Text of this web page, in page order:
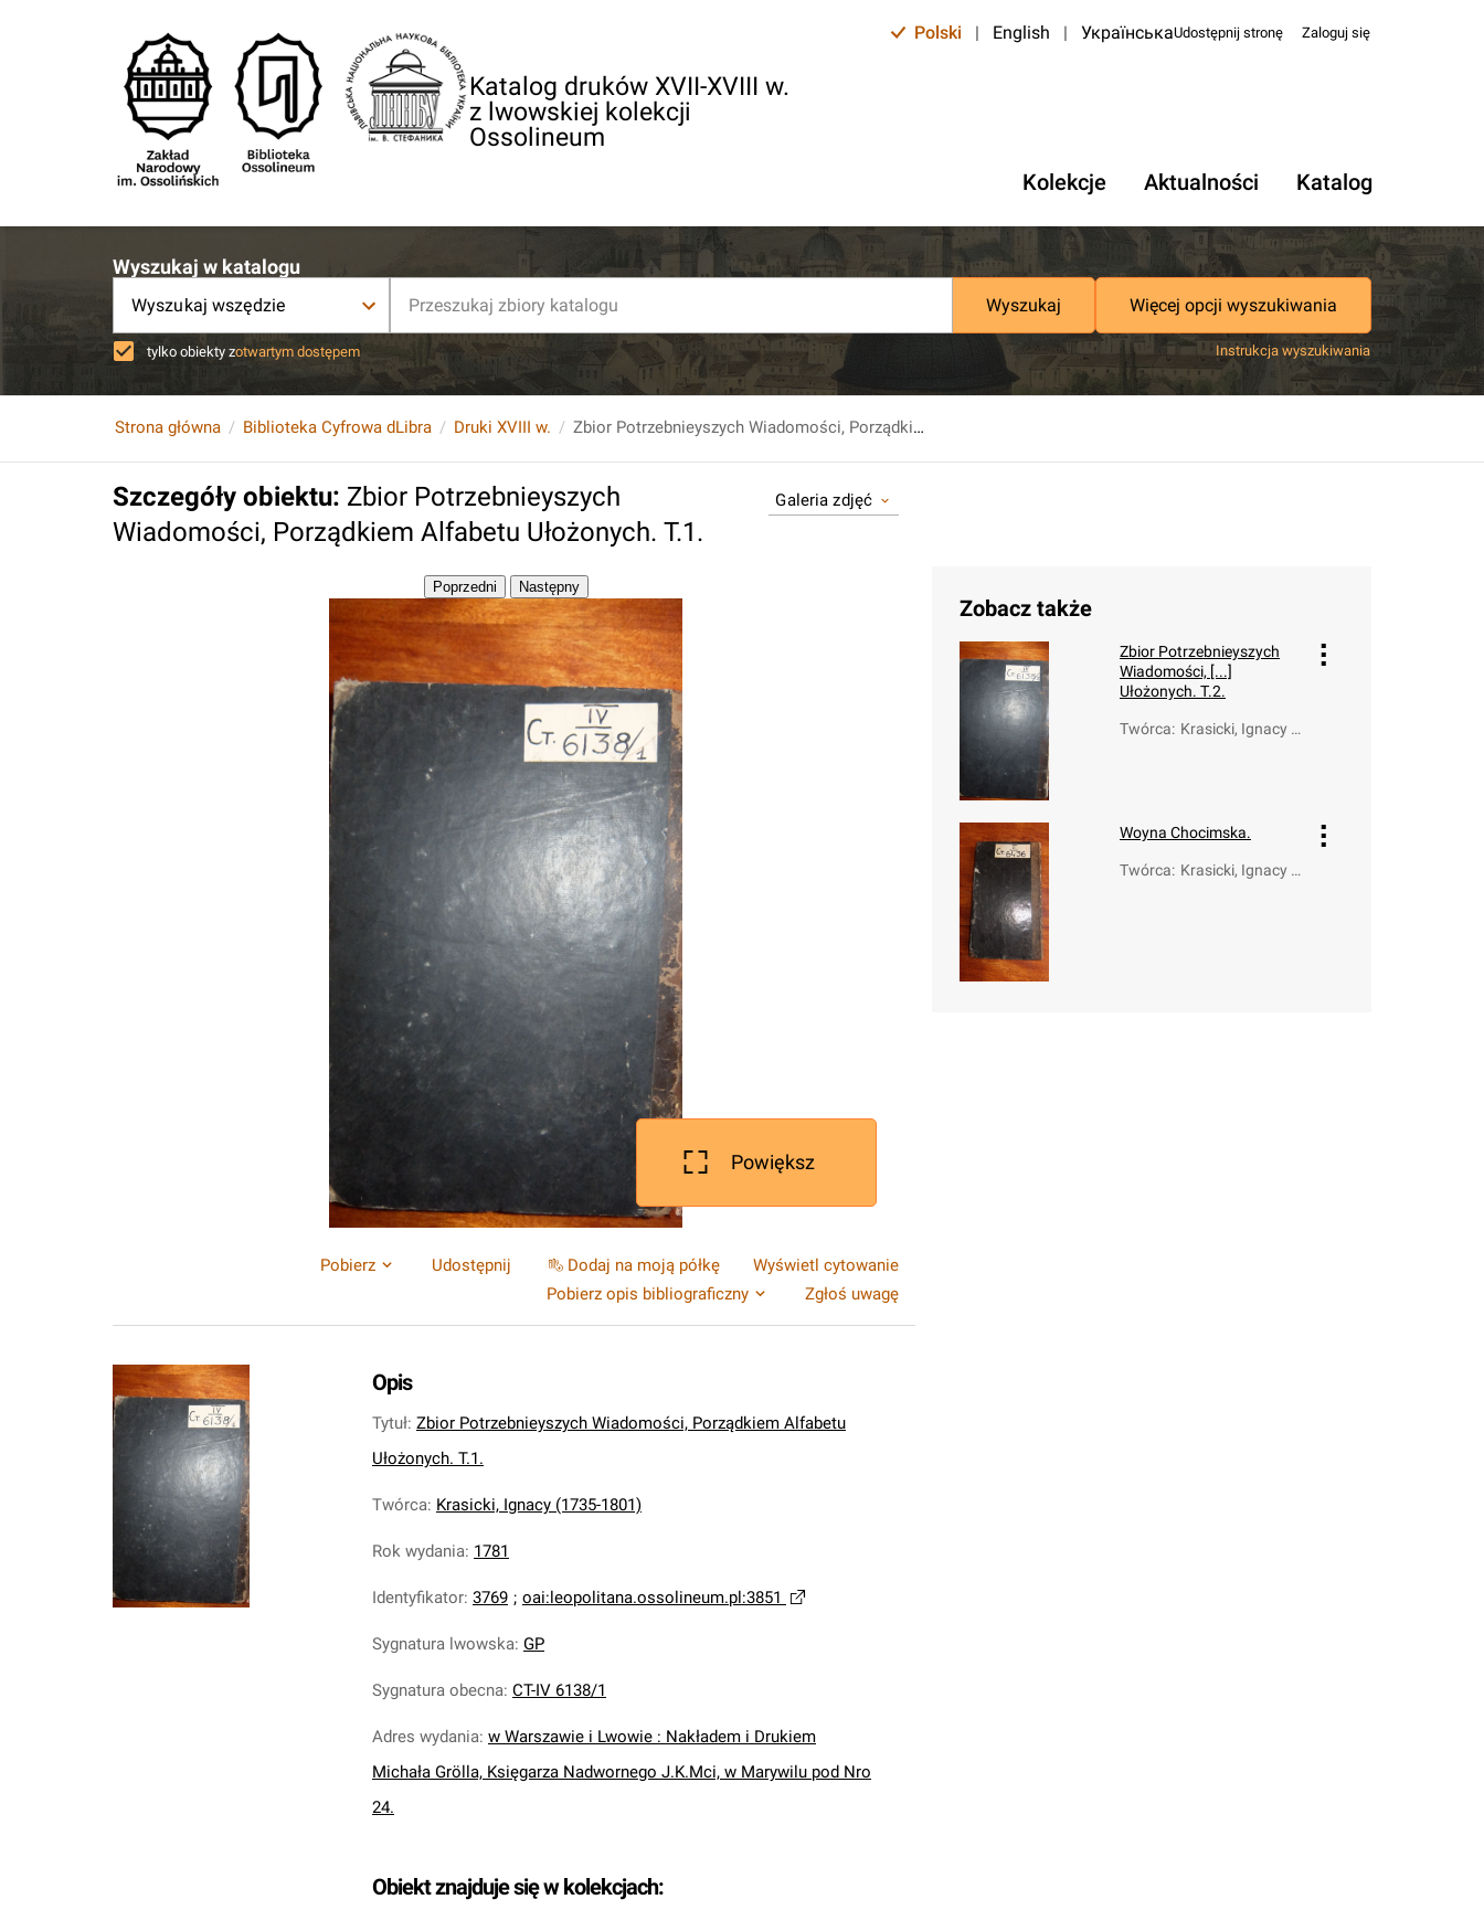
Katalog druków XVII-XVIII w.
z lwowskiej kolekcji
Ossolineum
Polski | English | УкраїнськаUdostępnij stronę Zaloguj się
Kolekcje Aktualności Katalog
Wyszukaj w katalogu
Wyszukaj wszędzie Wyszukaj Więcej opcji wyszukiwania
tylko obiekty zotwartym dostępem Instrukcja wyszukiwania
Strona główna Biblioteka Cyfrowa dLibra Druki XVIII w. Zbior Potrzebnieyszych Wiadomości, Porządkiem Alfabetu Ułożonych. T.1.
Szczegóły obiektu: Zbior Potrzebnieyszych
Wiadomości, Porządkiem Alfabetu Ułożonych. T.1.
Galeria zdjęć
Powiększ
Pobierz Udostępnij Dodaj na moją półkę
Wyświetl cytowanie
Pobierz opis bibliograficzny
Zgłoś uwagę
Opis
Tytuł: Zbior Potrzebnieyszych Wiadomości, Porządkiem Alfabetu
Ułożonych. T.1.
Twórca: Krasicki, Ignacy (1735-1801)
Rok wydania: 1781
Identyfikator: 3769 ; oai:leopolitana.ossolineum.pl:3851
Sygnatura lwowska: GP
Sygnatura obecna: CT-IV 6138/1
Adres wydania: w Warszawie i Lwowie : Nakładem i Drukiem
Michała Grölla, Księgarza Nadwornego J.K.Mci, w Marywilu pod Nro
24.
Obiekt znajduje się w kolekcjach:
Zobacz także
Zbior Potrzebnieyszych
Wiadomości, [...]
Ułożonych. T.2.
Twórca: Krasicki, Ignacy (1
Woyna Chocimska.
Twórca: Krasicki, Ignacy (1